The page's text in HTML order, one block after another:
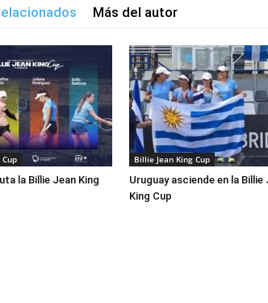
Más del autor
la Billie Jean King
Billie Jean King Cup
Uruguay asciende en la Billie
King Cup